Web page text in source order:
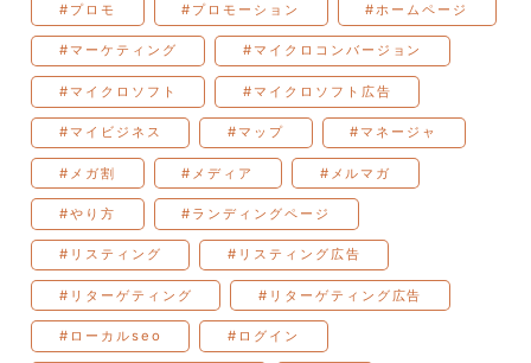
#プロモ #プロモーション #ホームページ
#マーケティング #マイクロコンバージョン
#マイクロソフト #マイクロソフト広告
#マイビジネス #マップ #マネージャ
#メガ割 #メディア #メルマガ
#やり方 #ランディングページ
#リスティング #リスティング広告
#リターゲティング #リターゲティング広告
#ローカルseo #ログイン